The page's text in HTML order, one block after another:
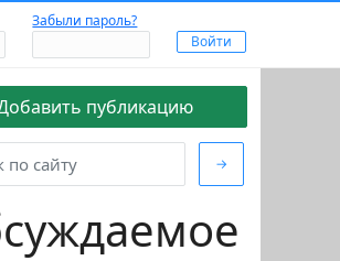
Забыли пароль?
публикацию
→